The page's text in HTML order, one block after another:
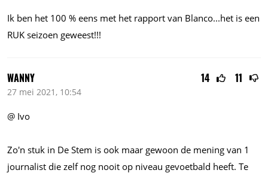
Ik ben het 100 % eens met het rapport van Blanco...het is een
RUK seizoen geweest!!!
14 11
WANNY
27 mei 2021, 10:54
@ Ivo
Zo'n stuk in De Stem is ook maar gewoon de mening van 1
journalist die zelf nog nooit op niveau gevoetbald heeft. Te